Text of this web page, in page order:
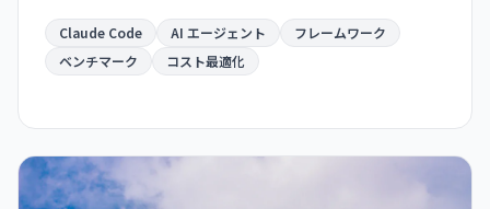
は $0.073 で 2.7 倍安いが遅い。成功率は接近。速
度か価格か、用途で選別が必須。
Claude Code AI エージェント
フレームワーク
ベンチマーク
コスト最適化